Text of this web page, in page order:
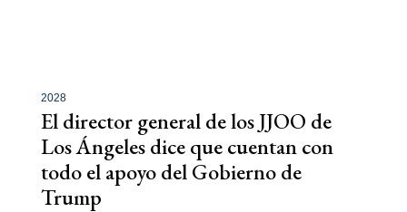
2028
El director general de los JJOO de
Los Ángeles dice que cuentan con
todo el apoyo del Gobierno de
Trump